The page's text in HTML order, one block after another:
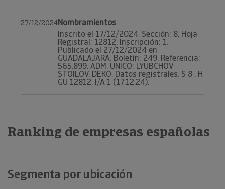
27/12/2024Nombramientos
Inscrito el 17/12/2024. Sección: 8, Hoja
Registral: 12812, Inscripción: 1.
Publicado el 27/12/2024 en
GUADALAJARA. Boletín: 249, Referencia:
565.899. ADM. UNICO: LYUBCHOV
STOILOV, DEKO. Datos registrales. S 8 , H
GU 12812, I/A 1 (17.12.24).
Ranking de empresas españolas
Segmenta por ubicación